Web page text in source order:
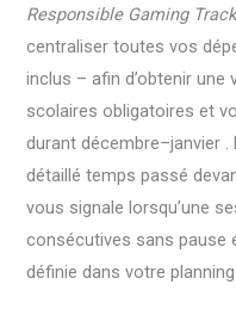
Responsible Gaming
centraliser toutes vos
inclus – afin d’obtenir
scolaires obligatoires et
durant décembre–janvier
détaillé temps passé
vous signale lorsqu’une
consécutives sans pause
définie dans votre